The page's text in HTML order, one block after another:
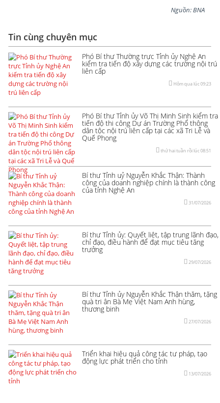
Nguồn: BNA
Tin cùng chuyên mục
Phó Bí thư Thường trực Tỉnh ủy Nghệ An
kiểm tra tiến độ xây dựng các trường nội trú
liên cấp
Hôm qua lúc 09:23
Phó Bí thư Tỉnh ủy Võ Thị Minh Sinh kiểm tra
tiến độ thi công Dự án Trường Phổ thông
dân tộc nội trú liên cấp tại các xã Tri Lễ và
Quế Phong
thứ hai tuần rồi lúc 08:51
Bí thư Tỉnh uỷ Nguyễn Khắc Thận: Thành
công của doanh nghiệp chính là thành công
của tỉnh Nghệ An
31/07/2026
Bí thư Tỉnh ủy: Quyết liệt, tập trung lãnh đạo,
chỉ đạo, điều hành để đạt mục tiêu tăng
trưởng
29/07/2026
Bí thư Tỉnh ủy Nguyễn Khắc Thận thăm, tặng
quà tri ân Bà Mẹ Việt Nam Anh hùng,
thương binh
27/07/2026
Triển khai hiệu quả công tác tư pháp, tạo
động lực phát triển cho tỉnh
13/07/2026